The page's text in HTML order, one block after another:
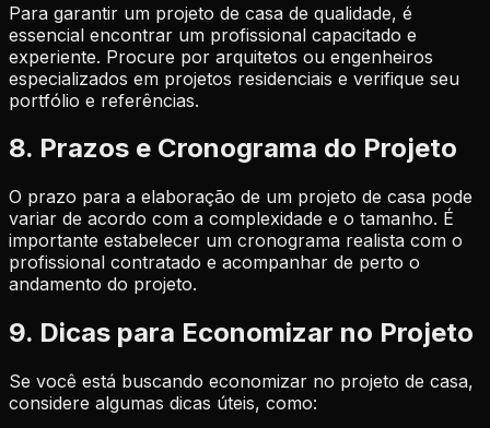
Para garantir um projeto de casa de qualidade, é
essencial encontrar um profissional capacitado e
experiente. Procure por arquitetos ou engenheiros
especializados em projetos residenciais e verifique seu
portfólio e referências.
8. Prazos e Cronograma do Projeto
O prazo para a elaboração de um projeto de casa pode
variar de acordo com a complexidade e o tamanho. É
importante estabelecer um cronograma realista com o
profissional contratado e acompanhar de perto o
andamento do projeto.
9. Dicas para Economizar no Projeto
Se você está buscando economizar no projeto de casa,
considere algumas dicas úteis, como: